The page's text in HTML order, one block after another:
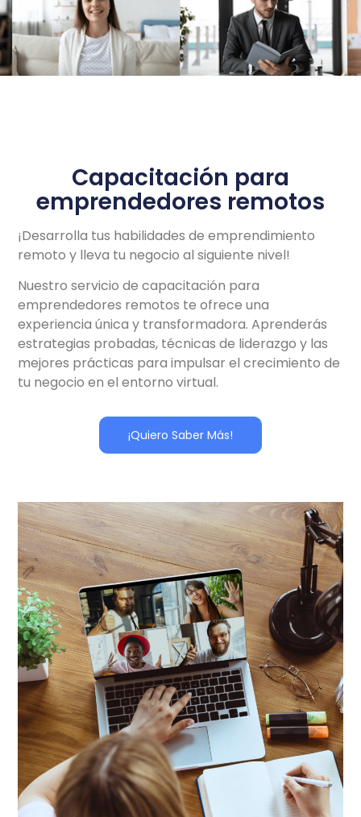
Capacitación para
emprendedores remotos
¡Desarrolla tus habilidades de emprendimiento
remoto y lleva tu negocio al siguiente nivel!
Nuestro servicio de capacitación para
emprendedores remotos te ofrece una
experiencia única y transformadora. Aprenderás
estrategias probadas, técnicas de liderazgo y las
mejores prácticas para impulsar el crecimiento de
tu negocio en el entorno virtual.
¡Quiero Saber Más!